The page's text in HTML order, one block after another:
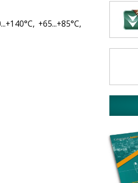
+65...+85°C,